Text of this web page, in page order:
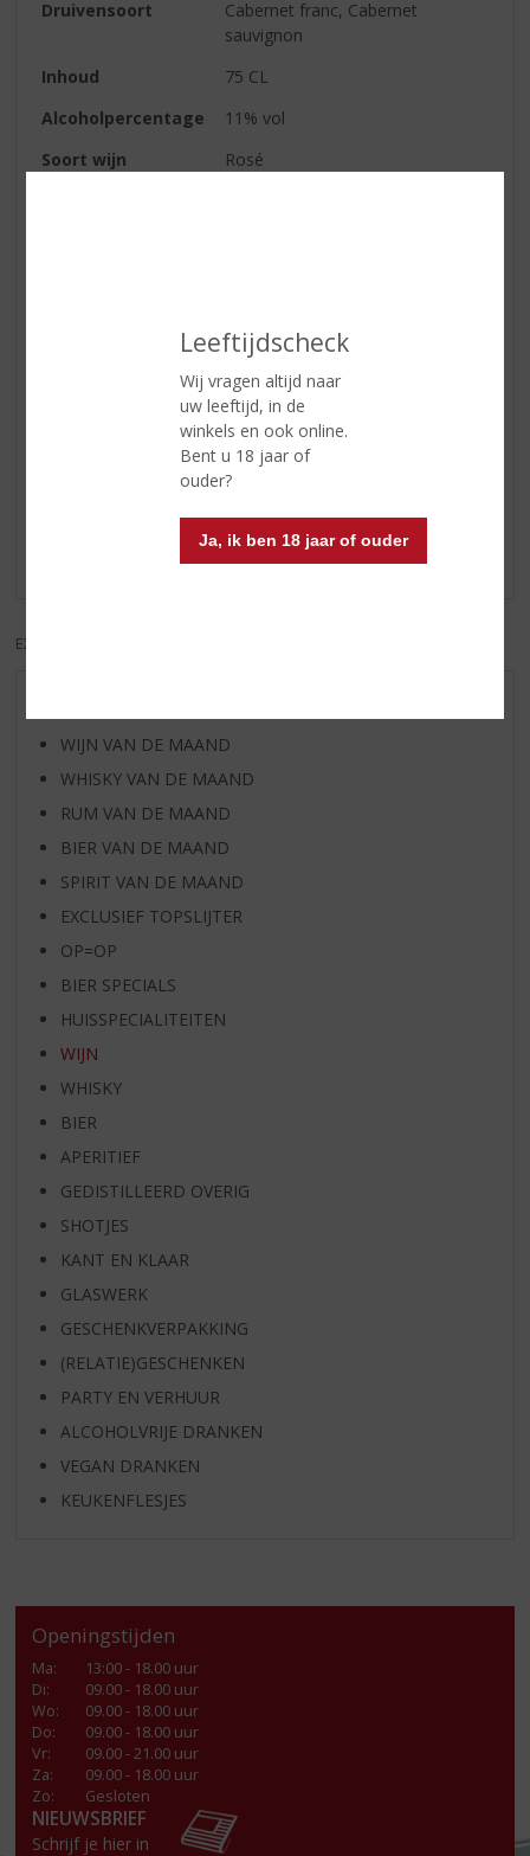
Leeftijdscheck
Wij vragen altijd naar
uw leeftijd, in de
winkels en ook online.
Bent u 18 jaar of
ouder?
Ja, ik ben 18 jaar of ouder
Druivensoort
Cabernet franc, Cabernet
sauvignon
Inhoud
75 CL
Alcoholpercentage
11% vol
Soort wijn
Rosé
exotische schotels
8 °C
Schrijf een review
Er zijn nog geen reviews geplaatst voor dit product
EXCL. BTW
WIJN VAN DE MAAND
WHISKY VAN DE MAAND
RUM VAN DE MAAND
BIER VAN DE MAAND
SPIRIT VAN DE MAAND
EXCLUSIEF TOPSLIJTER
OP=OP
BIER SPECIALS
HUISSPECIALITEITEN
WIJN
WHISKY
BIER
APERITIEF
GEDISTILLEERD OVERIG
SHOTJES
KANT EN KLAAR
GLASWERK
GESCHENKVERPAKKING
(RELATIE)GESCHENKEN
PARTY EN VERHUUR
ALCOHOLVRIJE DRANKEN
VEGAN DRANKEN
KEUKENFLESJES
Openingstijden
Ma:
13:00 - 18.00 uur
Di:
09.00 - 18.00 uur
Wo:
09.00 - 18.00 uur
Do:
09.00 - 18.00 uur
Vr:
09.00 - 21.00 uur
Za:
09.00 - 18.00 uur
Zo:
Gesloten
NIEUWSBRIEF
Schrijf je hier in